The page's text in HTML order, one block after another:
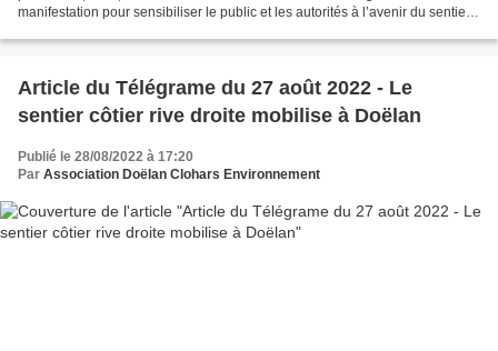
manifestation pour sensibiliser le public et les autorités à l’avenir du sentier
Article du Télégrame du 27 août 2022 - Le
sentier côtier rive droite mobilise à Doëlan
Publié le 28/08/2022 à 17:20
Par Association Doëlan Clohars Environnement